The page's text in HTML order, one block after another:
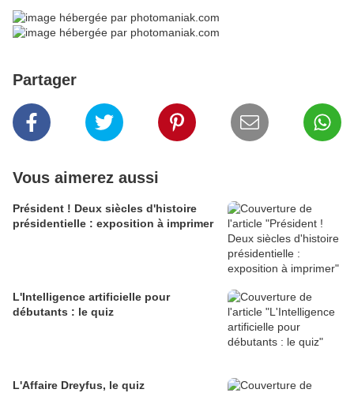
Partager
Vous aimerez aussi
Président ! Deux siècles d'histoire
présidentielle : exposition à imprimer
L'Intelligence artificielle pour
débutants : le quiz
L'Affaire Dreyfus, le quiz